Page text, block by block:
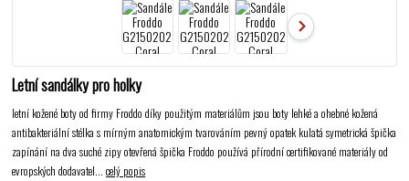
Letní sandálky pro holky
letní kožené boty od firmy Froddo díky použitým materiálům jsou boty lehké a ohebné kožená
antibakteriální stélka s mírným anatomickým tvarováním pevný opatek kulatá symetrická špička
zapínání na dva suché zipy otevřená špička Froddo používá přírodní certifikované materiály od
evropských dodavatel...celý popis